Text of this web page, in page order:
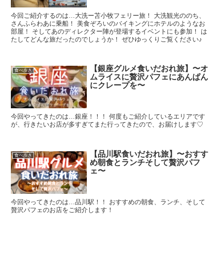
今回ご紹介するのは…大洗ー苫小牧フェリー旅！ 大洗観光ののち、
さんふらわあに乗船！ 美食ぞろいのバイキングにホテルのようなお
部屋！ そしてあのディレクター陣が登場するイベントにも参加！ は
たしてどんな旅だったのでしょうか！ ぜひゆっくりご覧ください♪
食べ歩き
【銀座グルメ食いだおれ旅】〜オ
ムライスに贅沢パフェにあんぱん
にクレープを〜
今回やってきたのは…銀座！！！ 何度もご紹介しているエリアです
が、行きたいお店が多すぎてまた行ってきたので、お届けします♡
食べ歩き
【品川駅食いだおれ旅】〜おすす
め朝食とランチそして贅沢パフ
ェ〜
今回やってきたのは…品川駅！！ おすすめの朝食、ランチ、そして
贅沢パフェのお店をご紹介します！